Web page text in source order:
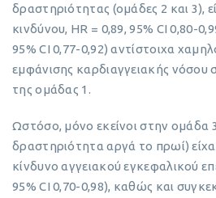
δραστηριότητας (ομάδες 2 και 3),
κινδύνου, HR = 0,89, 95% CI 0,80-
95% CI 0,77-0,92) αντίστοιχα
εμφάνισης καρδιαγγειακής νόσου
της ομάδας 1.
Ωστόσο, μόνο εκείνοι στην ομάδα
δραστηριότητα αργά το πρωί)
κίνδυνο αγγειακού εγκεφαλικού
95% CI 0,70-0,98), καθώς και